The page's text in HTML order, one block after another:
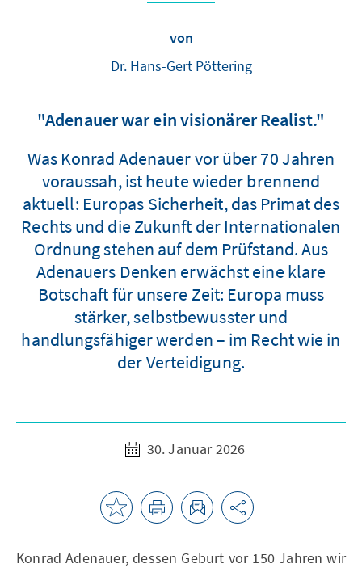
von
Dr. Hans-Gert Pöttering
"Adenauer war ein visionärer Realist."
Was Konrad Adenauer vor über 70 Jahren
voraussah, ist heute wieder brennend
aktuell: Europas Sicherheit, das Primat des
Rechts und die Zukunft der Internationalen
Ordnung stehen auf dem Prüfstand. Aus
Adenauers Denken erwächst eine klare
Botschaft für unsere Zeit: Europa muss
stärker, selbstbewusster und
handlungsfähiger werden – im Recht wie in
der Verteidigung.
30. Januar 2026
Konrad Adenauer, dessen Geburt vor 150 Jahren wir